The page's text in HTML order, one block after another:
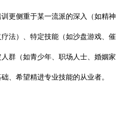
更侧重于某一流派的深入（如精神
法）、特定技能（如沙盘游戏、催
群（如青少年、职场人士、婚姻家
、希望精进专业技能的从业者。